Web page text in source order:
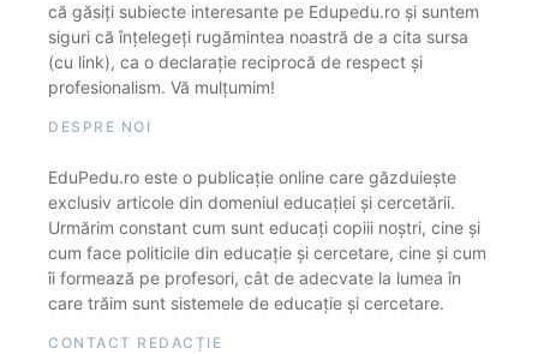
că găsiți subiecte interesante pe Edupedu.ro și suntem
siguri că înțelegeți rugămintea noastră de a cita sursa
(cu link), ca o declarație reciprocă de respect și
profesionalism. Vă mulțumim!
DESPRE NOI
EduPedu.ro este o publicație online care găzduiește
exclusiv articole din domeniul educației și cercetării.
Urmărim constant cum sunt educați copiii noștri, cine și
cum face politicile din educație și cercetare, cine și cum
îi formează pe profesori, cât de adecvate la lumea în
care trăim sunt sistemele de educație și cercetare.
CONTACT REDACȚIE